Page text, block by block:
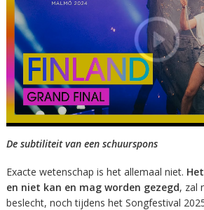
De subtiliteit van een schuurspons
Exacte wetenschap is het allemaal niet.
en niet kan en mag worden gezegd, zal
beslecht, noch tijdens het Songfestival